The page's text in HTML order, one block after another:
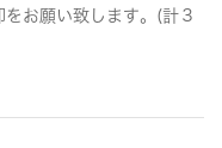
をお願い致します。(計３